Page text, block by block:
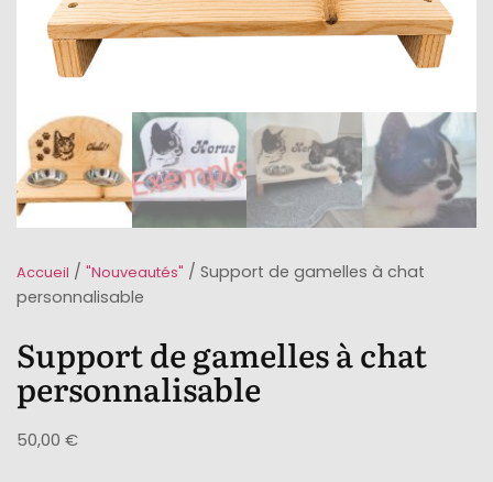
Accueil / "Nouveautés" / Support de gamelles à chat
personnalisable
Support de gamelles à chat
personnalisable
50,00 €